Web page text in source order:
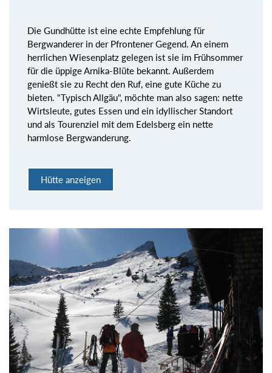
Die Gundhütte ist eine echte Empfehlung für
Bergwanderer in der Pfrontener Gegend. An einem
herrlichen Wiesenplatz gelegen ist sie im Frühsommer
für die üppige Arnika-Blüte bekannt. Außerdem
genießt sie zu Recht den Ruf, eine gute Küche zu
bieten. "Typisch Allgäu", möchte man also sagen: nette
Wirtsleute, gutes Essen und ein idyllischer Standort
und als Tourenziel mit dem Edelsberg ein nette
harmlose Bergwanderung.
Hütte anzeigen